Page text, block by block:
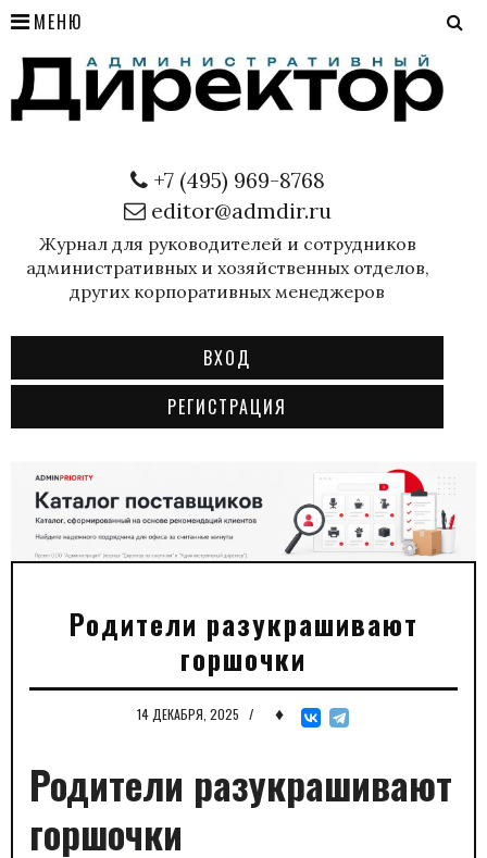
МЕНЮ
+7 (495) 969-8768
editor@admdir.ru
Журнал для руководителей и сотрудников
административных и хозяйственных отделов,
других корпоративных менеджеров
ВХОД
РЕГИСТРАЦИЯ
Родители разукрашивают
горшочки
14 ДЕКАБРЯ, 2025 / ♦
Родители разукрашивают
горшочки